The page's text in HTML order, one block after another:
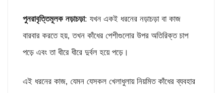
পুনরাবৃত্তিমূলক নড়াচড়া: যখন একই ধরনের নড়াচড়া বা কাজ
বারবার করতে হয়, তখন কাঁধের পেশীগুলোর উপর অতিরিক্ত চাপ
পড়ে এবং তা ধীরে ধীরে দুর্বল হয়ে পড়ে।
এই ধরনের কাজ, যেমন যেসকল খেলাধুলায় নিয়মিত কাঁধের ব্যবহার